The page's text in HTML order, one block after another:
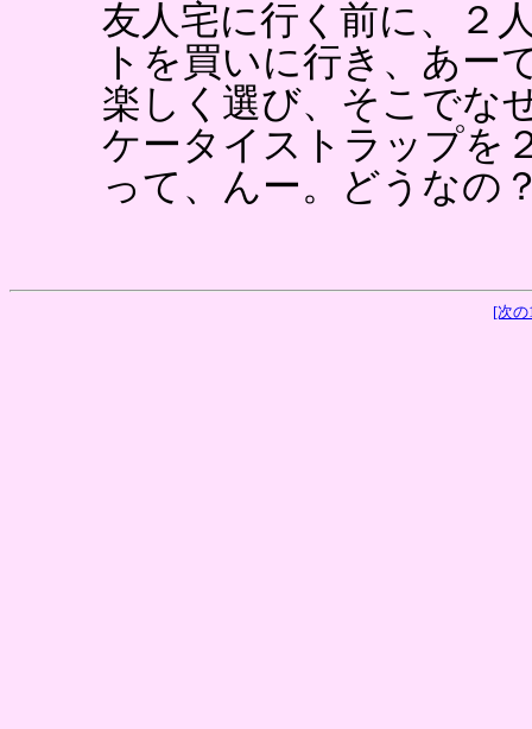
友人宅に行く前に、２
トを買いに行き、あー
楽しく選び、そこでな
ケータイストラップを
って、んー。どうなの
[次